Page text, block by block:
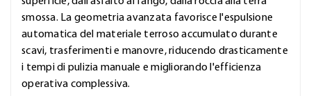
smossa. La geometria avanzata favorisce l'espulsione
automatica del materiale terroso accumulato durante
scavi, trasferimenti e manovre, riducendo drasticamente
i tempi di pulizia manuale e migliorando l'efficienza
operativa complessiva.